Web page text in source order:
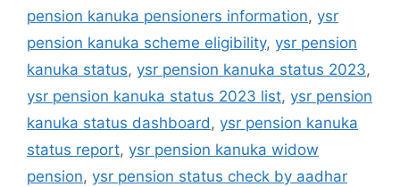
pension kanuka pensioners information, ysr
pension kanuka scheme eligibility, ysr pension
kanuka status, ysr pension kanuka status 2023,
ysr pension kanuka status 2023 list, ysr pension
kanuka status dashboard, ysr pension kanuka
status report, ysr pension kanuka widow
pension, ysr pension status check by aadhar